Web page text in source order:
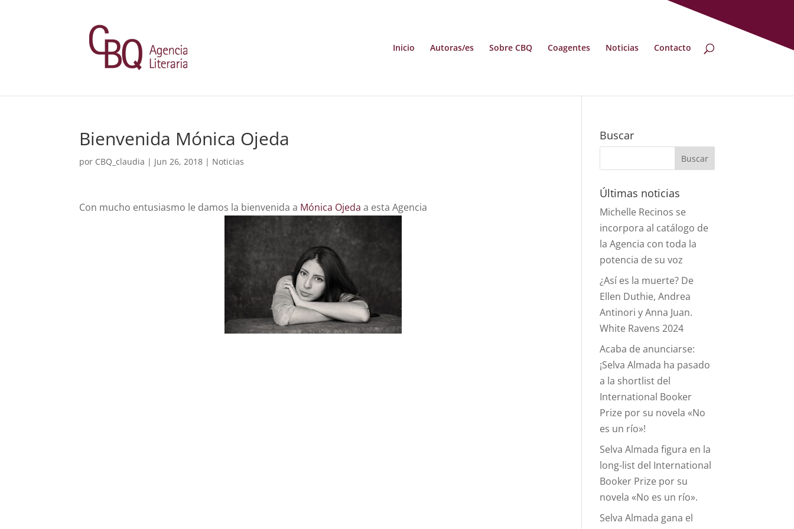
Inicio Autoras/es Sobre CBQ Coagentes Noticias Contacto
Bienvenida Mónica Ojeda
por CBQ_claudia | Jun 26, 2018 | Noticias
Con mucho entusiasmo le damos la bienvenida a Mónica Ojeda a esta Agencia
Buscar
Últimas noticias
Michelle Recinos se
incorpora al catálogo de
la Agencia con toda la
potencia de su voz
¿Así es la muerte? De
Ellen Duthie, Andrea
Antinori y Anna Juan.
White Ravens 2024
Acaba de anunciarse:
¡Selva Almada ha pasado
a la shortlist del
International Booker
Prize por su novela «No
es un río»!
Selva Almada figura en la
long-list del International
Booker Prize por su
novela «No es un río».
Selva Almada gana el